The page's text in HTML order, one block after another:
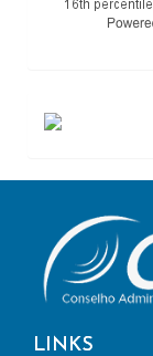
LINKS